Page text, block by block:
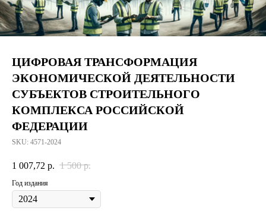
ЦИФРОВАЯ ТРАНСФОРМАЦИЯ
ЭКОНОМИЧЕСКОЙ ДЕЯТЕЛЬНОСТИ
СУБЪЕКТОВ СТРОИТЕЛЬНОГО
КОМПЛЕКСА РОССИЙСКОЙ
ФЕДЕРАЦИИ
SKU: 4571-2024
1 007,72 р. 1 500 р.
Год издания